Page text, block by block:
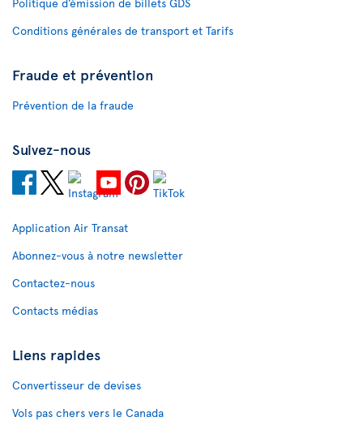
Conditions générales de transport et Tarifs
Fraude et prévention
Prévention de la fraude
Suivez-nous
Application Air Transat
Abonnez-vous à notre newsletter
Contactez-nous
Contacts médias
Liens rapides
Convertisseur de devises
Vols pas chers vers le Canada